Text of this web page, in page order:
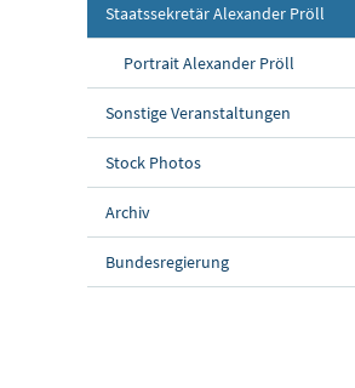
Staatssekretär Alexander Pröll
Portrait Alexander Pröll
Sonstige Veranstaltungen
Stock Photos
Archiv
Bundesregierung